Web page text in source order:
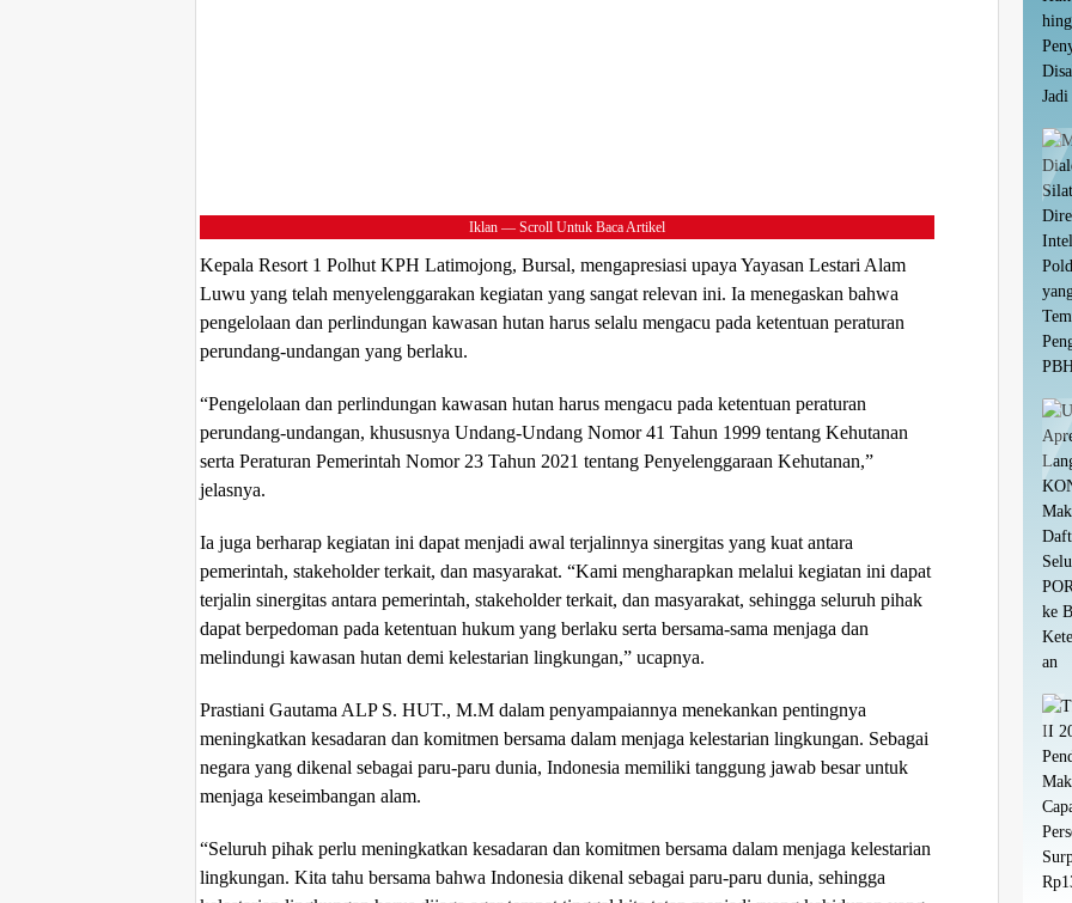
Iklan — Scroll Untuk Baca Artikel
Kepala Resort 1 Polhut KPH Latimojong, Bursal, mengapresiasi upaya Yayasan Lestari Alam
Luwu yang telah menyelenggarakan kegiatan yang sangat relevan ini. Ia menegaskan bahwa
pengelolaan dan perlindungan kawasan hutan harus selalu mengacu pada ketentuan peraturan
perundang-undangan yang berlaku.
“Pengelolaan dan perlindungan kawasan hutan harus mengacu pada ketentuan peraturan
perundang-undangan, khususnya Undang-Undang Nomor 41 Tahun 1999 tentang Kehutanan
serta Peraturan Pemerintah Nomor 23 Tahun 2021 tentang Penyelenggaraan Kehutanan,”
jelasnya.
Ia juga berharap kegiatan ini dapat menjadi awal terjalinnya sinergitas yang kuat antara
pemerintah, stakeholder terkait, dan masyarakat. “Kami mengharapkan melalui kegiatan ini dapat
terjalin sinergitas antara pemerintah, stakeholder terkait, dan masyarakat, sehingga seluruh pihak
dapat berpedoman pada ketentuan hukum yang berlaku serta bersama-sama menjaga dan
melindungi kawasan hutan demi kelestarian lingkungan,” ucapnya.
Prastiani Gautama ALP S. HUT., M.M dalam penyampaiannya menekankan pentingnya
meningkatkan kesadaran dan komitmen bersama dalam menjaga kelestarian lingkungan. Sebagai
negara yang dikenal sebagai paru-paru dunia, Indonesia memiliki tanggung jawab besar untuk
menjaga keseimbangan alam.
“Seluruh pihak perlu meningkatkan kesadaran dan komitmen bersama dalam menjaga kelestarian
lingkungan. Kita tahu bersama bahwa Indonesia dikenal sebagai paru-paru dunia, sehingga